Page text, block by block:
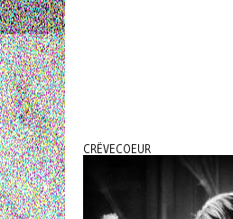
CRËVECOEUR